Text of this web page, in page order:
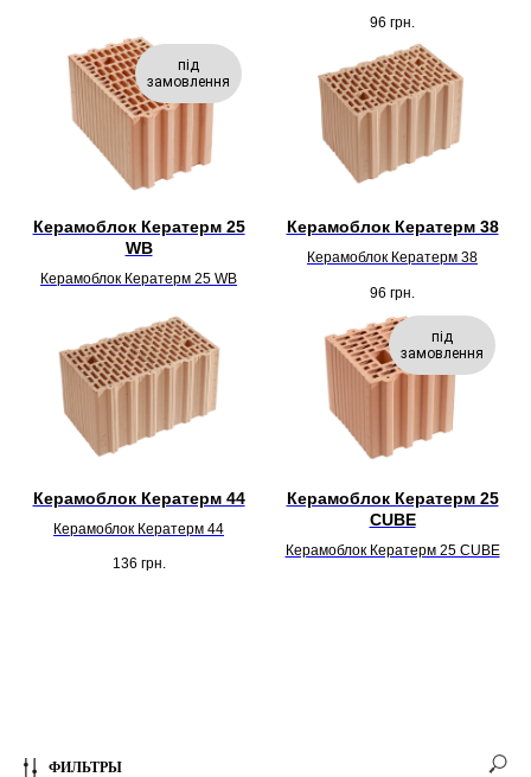
96 грн.
під
замовлення
Керамоблок Кератерм 25
WB
Керамоблок Кератерм 25 WB
Керамоблок Кератерм 38
Керамоблок Кератерм 38
96 грн.
Керамоблок Кератерм 44
Керамоблок Кератерм 44
136 грн.
під
замовлення
Керамоблок Кератерм 25
CUBE
Керамоблок Кератерм 25 CUBE
ФИЛЬТРЫ